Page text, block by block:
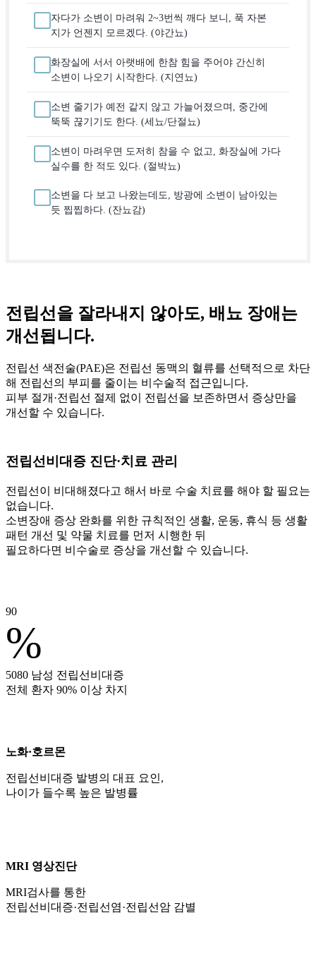
자다가 소변이 마려워 2~3번씩 깨다 보니, 푹 자본
지가 언젠지 모르겠다. (야간뇨)
화장실에 서서 아랫배에 한참 힘을 주어야 간신히
소변이 나오기 시작한다. (지연뇨)
소변 줄기가 예전 같지 않고 가늘어졌으며, 중간에
뚝뚝 끊기기도 한다. (세뇨/단절뇨)
소변이 마려우면 도저히 참을 수 없고, 화장실에 가다
실수를 한 적도 있다. (절박뇨)
소변을 다 보고 나왔는데도, 방광에 소변이 남아있는
듯 찝찝하다. (잔뇨감)
전립선을 잘라내지 않아도, 배뇨 장애는
개선됩니다.
전립선 색전술(PAE)은 전립선 동맥의 혈류를 선택적으로 차단
해 전립선의 부피를 줄이는 비수술적 접근입니다.
피부 절개·전립선 절제 없이 전립선을 보존하면서 증상만을
개선할 수 있습니다.
전립선비대증 진단·치료 관리
전립선이 비대해졌다고 해서 바로 수술 치료를 해야 할 필요는
없습니다.
소변장애 증상 완화를 위한 규칙적인 생활, 운동, 휴식 등 생활
패턴 개선 및 약물 치료를 먼저 시행한 뒤
필요하다면 비수술로 증상을 개선할 수 있습니다.
90
%
5080 남성 전립선비대증
전체 환자 90% 이상 차지
노화·호르몬
전립선비대증 발병의 대표 요인,
나이가 들수록 높은 발병률
MRI 영상진단
MRI검사를 통한
전립선비대증·전립선염·전립선암 감별